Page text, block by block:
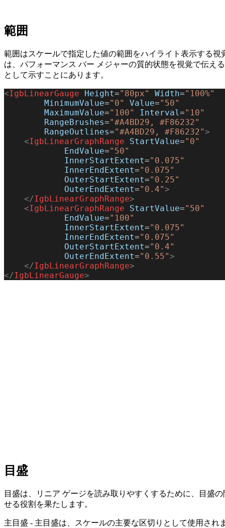
範囲
範囲はスケールで指定した値の範囲をハイライト表示する視
は、パフォーマンス バー メジャーの質的状態を視覚で伝え
として示すことにあります。
<IgbLinearGauge Height="80px" Width="100%"
        MinimumValue
="0" Value="50"
        MaximumValue
="100" Interval ="10"
        RangeBrushes
="#A4BD29, #F86232"
        RangeOutlines
="#A4BD29, #F86232">
    <
IgbLinearGraphRange StartValue="0"
            EndValue
="50"
            InnerStartExtent
="0.075"
            InnerEndExtent
="0.075"
            OuterStartExtent
="0.25"
            OuterEndExtent
="0.4">
    </
IgbLinearGraphRange>
    <
IgbLinearGraphRange StartValue="50"
            EndValue
="100"
            InnerStartExtent
="0.075"
            InnerEndExtent
="0.075"
            OuterStartExtent
="0.4"
            OuterEndExtent
="0.55">
    </
IgbLinearGraphRange>
</IgbLinearGauge>
目盛
目盛は、リニア ゲージを読み取りやすくするために、目盛
せる役割を果たします。
主目盛 - 主目盛は、スケールの主要な区切りとして使用され